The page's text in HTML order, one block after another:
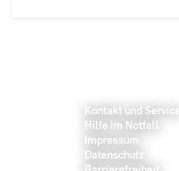
Kontakt und Service
Hilfe im Notfall
Impressum
Datenschutz